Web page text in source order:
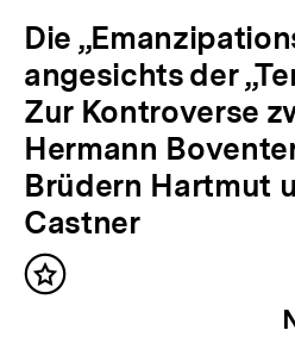
Inhalte
V
o
r
h
e
r
i
g
Die
angesichts der
Zur Kontroverse
Hermann
Brüdern Hartmut
Castner
Inhalt